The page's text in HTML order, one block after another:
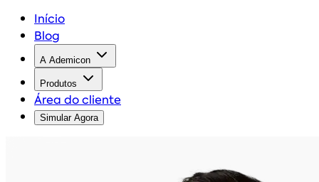
Início
Blog
A Ademicon
Produtos
Área do cliente
Simular Agora